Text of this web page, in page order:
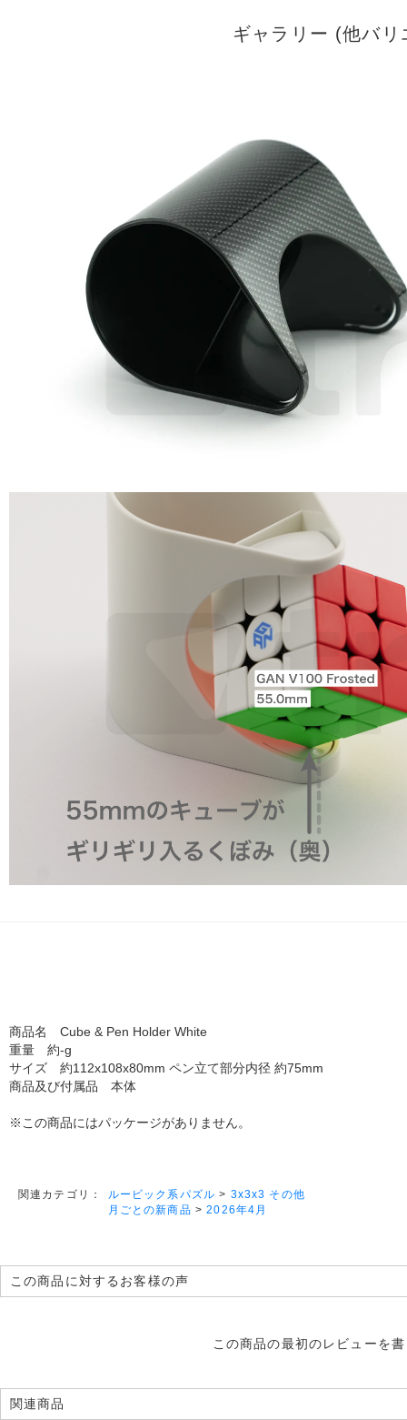
ギャラリー (他バ
商品名 Cube & Pen Holder White
重量 約-g
サイズ 約112x108x80mm ペン立て部分内径 約75mm
商品及び付属品 本体
※この商品にはパッケージがありません。
関連カテゴリ： ルービック系パズル > 3x3x3 その他
月ごとの新商品 >2026年4月
この商品に対するお客様の声
この商品の最初のレビューを
関連商品